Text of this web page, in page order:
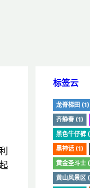
标签云
龙脊梯田 (1)
齐静春 (1)
黑色牛仔裤
黑神话 (1)
黄金圣斗士
黄山风景区